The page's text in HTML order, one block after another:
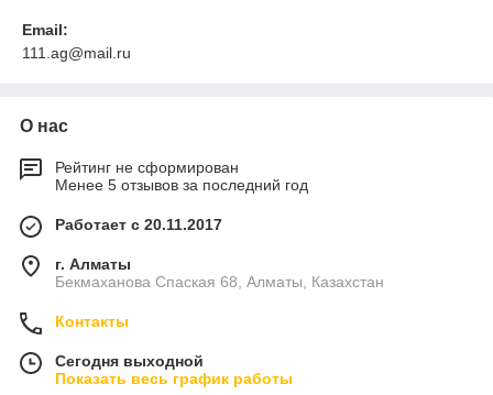
Email:
111.ag@mail.ru
О нас
Рейтинг не сформирован
Менее 5 отзывов за последний год
Работает с 20.11.2017
г. Алматы
Бекмаханова Спаская 68, Алматы, Казахстан
Контакты
Сегодня выходной
Показать весь график работы